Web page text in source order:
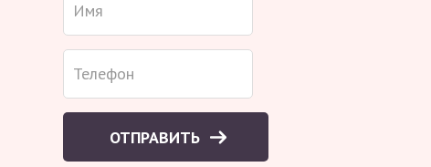
ОТПРАВИТЬ